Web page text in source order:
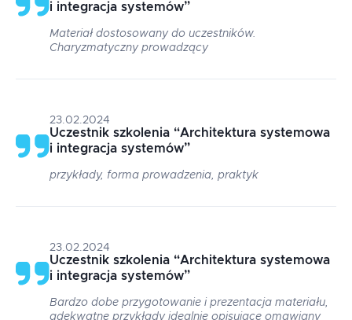
i integracja systemów”
Materiał dostosowany do uczestników.
Charyzmatyczny prowadzący
23.02.2024
Uczestnik szkolenia “Architektura systemowa
i integracja systemów”
przykłady, forma prowadzenia, praktyk
23.02.2024
Uczestnik szkolenia “Architektura systemowa
i integracja systemów”
Bardzo dobe przygotowanie i prezentacja materiału,
adekwatne przykłady idealnie opisujące omawiany